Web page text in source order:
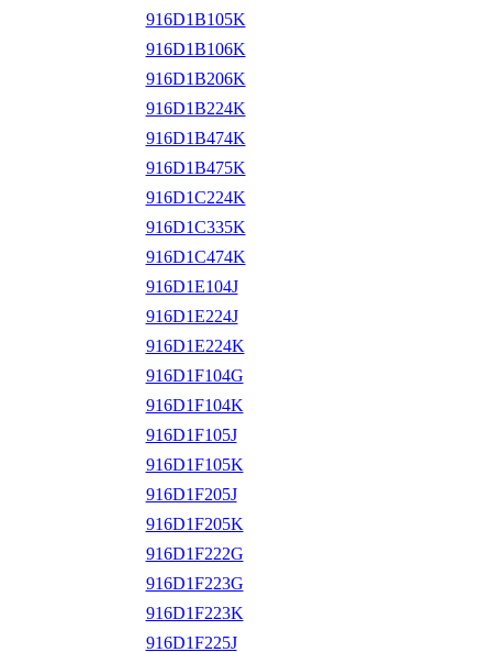
916D1B105K
916D1B106K
916D1B206K
916D1B224K
916D1B474K
916D1B475K
916D1C224K
916D1C335K
916D1C474K
916D1E104J
916D1E224J
916D1E224K
916D1F104G
916D1F104K
916D1F105J
916D1F105K
916D1F205J
916D1F205K
916D1F222G
916D1F223G
916D1F223K
916D1F225J